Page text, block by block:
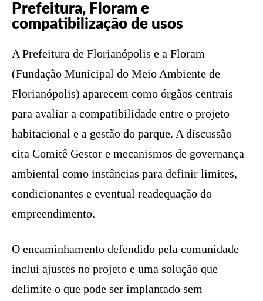
Prefeitura, Floram e
compatibilização de usos
A Prefeitura de Florianópolis e a Floram
(Fundação Municipal do Meio Ambiente de
Florianópolis) aparecem como órgãos centrais
para avaliar a compatibilidade entre o projeto
habitacional e a gestão do parque. A discussão
cita Comitê Gestor e mecanismos de governança
ambiental como instâncias para definir limites,
condicionantes e eventual readequação do
empreendimento.
O encaminhamento defendido pela comunidade
inclui ajustes no projeto e uma solução que
delimite o que pode ser implantado sem